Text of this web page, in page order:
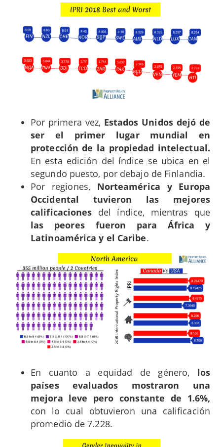
Por primera vez, Estados Unidos dejó de
ser el primer lugar mundial en
protección de la propiedad intelectual.
En esta edición del índice se ubica en el
segundo puesto, por debajo de Finlandia.
Por regiones, Norteamérica y Europa
Occidental tuvieron las mejores
calificaciones del índice, mientras que
las peores fueron para África y
Latinoamérica y el Caribe.
En cuanto a equidad de género, los
países evaluados mostraron una
mejora leve pero constante de 1.6%,
con lo cual obtuvieron una calificación
promedio de 7.228.